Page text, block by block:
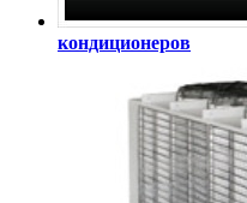
кондиционеров